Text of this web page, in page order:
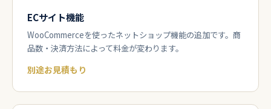
ECサイト機能
WooCommerceを使ったネットショップ機能の追加です。商
品数・決済方法によって料金が変わります。
別途お見積もり